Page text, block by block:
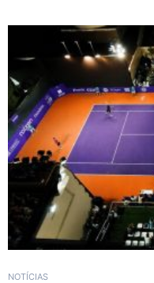
NOTÍCIAS